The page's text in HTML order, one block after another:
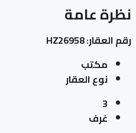
نظرة عامة
رقم العقار:
مكتب
نوع العقار
3
غرف